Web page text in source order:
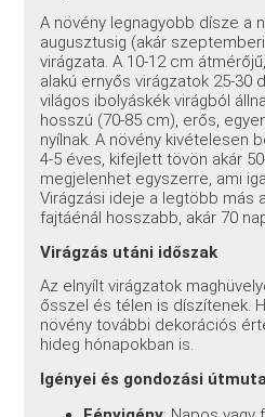
A növény legnagyobb dísze a
augusztusig (akár
virágzata. A 10-12 cm
alakú ernyős virágzatok 25-30
világos ibolyáskék virágból
hosszú (70-85 cm), erős,
nyílnak. A növény kivételesen
4-5 éves, kifejlett tövön akár
megjelenhet egyszerre, ami
Virágzási ideje a legtöbb más
fajtáénál hosszabb, akár 70
Virágzás utáni időszak
Az elnyílt virágzatok
ősszel és télen is díszítenek.
növény további dekorációs
hideg hónapokban is.
Igényei és gondozási